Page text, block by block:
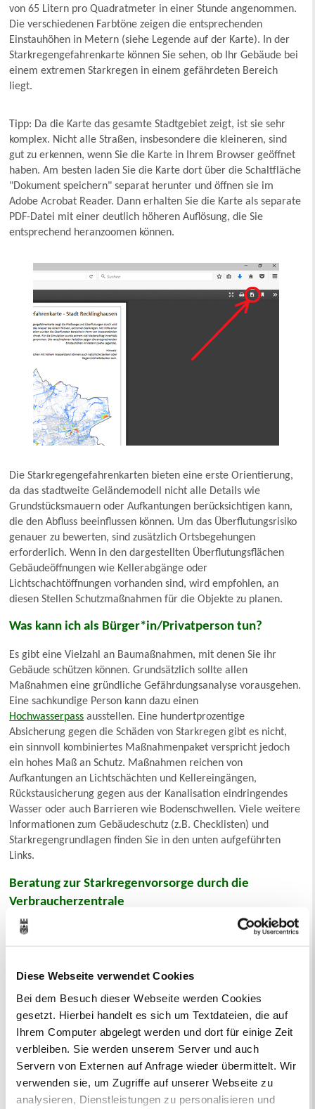
Diese Webseite verwendet Cookies
Bei dem Besuch dieser Webseite werden Cookies
gesetzt. Hierbei handelt es sich um Textdateien, die auf
Ihrem Computer abgelegt werden und dort für einige Zeit
verbleiben. Sie werden unserem Server und auch
Servern von Externen auf Anfrage wieder übermittelt. Wir
verwenden sie, um Zugriffe auf unserer Webseite zu
analysieren, Dienstleistungen zu personalisieren und
von 65 Litern pro Quadratmeter in einer Stunde angenommen.
Die verschiedenen Farbtöne zeigen die entsprechenden
Einstauhöhen in Metern (siehe Legende auf der Karte). In der
Starkregengefahrenkarte können Sie sehen, ob Ihr Gebäude bei
einem extremen Starkregen in einem gefährdeten Bereich
liegt.
Tipp: Da die Karte das gesamte Stadtgebiet zeigt, ist sie sehr
komplex. Nicht alle Straßen, insbesondere die kleineren, sind
gut zu erkennen, wenn Sie die Karte in Ihrem Browser geöffnet
haben. Am besten laden Sie die Karte dort über die Schaltfläche
"Dokument speichern" separat herunter und öffnen sie im
Adobe Acrobat Reader. Dann erhalten Sie die Karte als separate
PDF-Datei mit einer deutlich höheren Auflösung, die Sie
entsprechend heranzoomen können.
Die Starkregengefahrenkarten bieten eine erste Orientierung,
da das stadtweite Geländemodell nicht alle Details wie
Grundstücksmauern oder Aufkantungen berücksichtigen kann,
die den Abfluss beeinflussen können. Um das Überflutungsrisiko
genauer zu bewerten, sind zusätzlich Ortsbegehungen
erforderlich. Wenn in den dargestellten Überflutungsflächen
Gebäudeöffnungen wie Kellerabgänge oder
Lichtschachtöffnungen vorhanden sind, wird empfohlen, an
diesen Stellen Schutzmaßnahmen für die Objekte zu planen.
Was kann ich als Bürger*in/Privatperson tun?
Es gibt eine Vielzahl an Baumaßnahmen, mit denen Sie ihr
Gebäude schützen können. Grundsätzlich sollte allen
Maßnahmen eine gründliche Gefährdungsanalyse vorausgehen.
Eine sachkundige Person kann dazu einen
Hochwasserpass ausstellen. Eine hundertprozentige
Absicherung gegen die Schäden von Starkregen gibt es nicht,
ein sinnvoll kombiniertes Maßnahmenpaket verspricht jedoch
ein hohes Maß an Schutz. Maßnahmen reichen von
Aufkantungen an Lichtschächten und Kellereingängen,
Rückstausicherung gegen aus der Kanalisation eindringendes
Wasser oder auch Barrieren wie Bodenschwellen. Viele weitere
Informationen zum Gebäudeschutz (z.B. Checklisten) und
Starkregengrundlagen finden Sie in den unten aufgeführten
Links.
Beratung zur Starkregenvorsorge durch die
Verbraucherzentrale
Die Verbraucherzentrale Nordrhein-Westfalen e.V. bietet eine
telefonische und schriftliche Beratung zum Thema
Sprechzeiten ohne Terminvergabe statt. Das heißt
Bürger*innen aus NRW können sich kostenfrei telefonisch unter
abwasser@verbraucherzentrale.nrw melden.
Gern können Sie auf derWebseite der Verbraucherzentraledas
beschriebene Beratungsangebot und die Sprechzeiten
wiederfinden.
Informationsvorsorge durch die Stadt